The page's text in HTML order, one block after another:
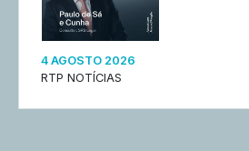
4 AGOSTO 2026
RTP NOTÍCIAS